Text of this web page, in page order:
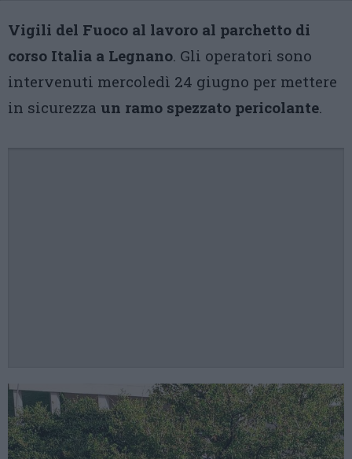
Vigili del Fuoco al lavoro al parchetto di
corso Italia a Legnano. Gli operatori sono
intervenuti mercoledì 24 giugno per mettere
in sicurezza un ramo spezzato pericolante.